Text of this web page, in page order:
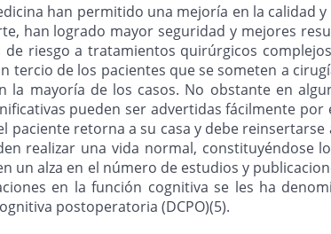
han permitido una mejoría en la calidad
han logrado mayor seguridad y mejores
riesgo a tratamientos quirúrgicos
tercio de los pacientes que se someten a
mayoría de los casos. No obstante en
pueden ser advertidas fácilmente
paciente retorna a su casa y debe
realizar una vida normal, constituyéndose
un alza en el número de estudios y
en la función cognitiva se les ha
postoperatoria (DCPO)(5).